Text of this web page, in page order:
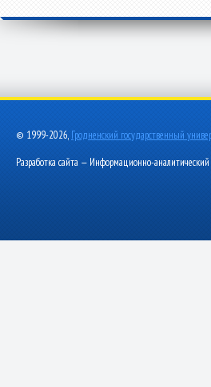
© 1999-2026, Гродненский государственный
Разработка сайта — Информационно-